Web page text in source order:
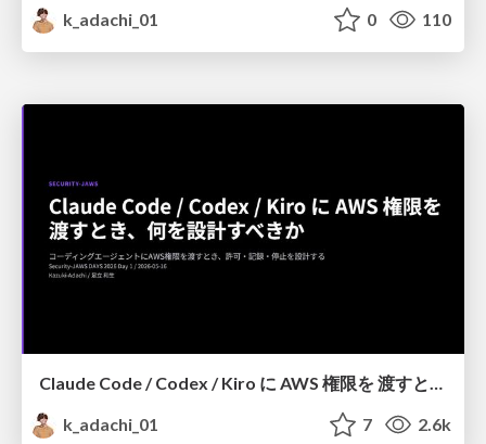
k_adachi_01
0 110
Claude Code / Codex / Kiro に AWS 権限を 渡すとき、何を設計すべきか
k_adachi_01
7 2.6k